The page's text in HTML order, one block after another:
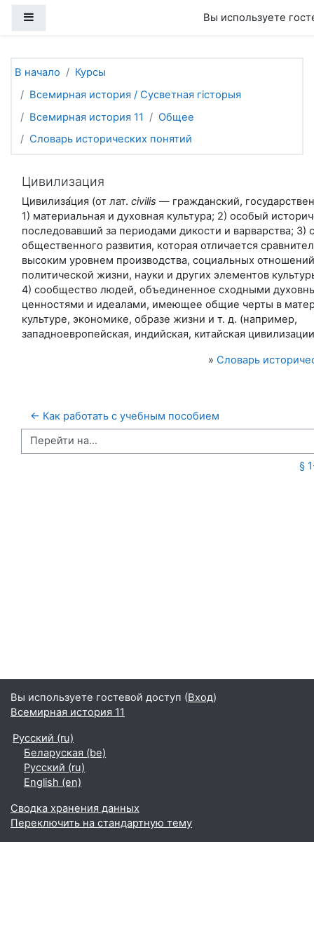
Вы используете
В начало
Курсы
Всемирная история / Сусветная гісторыя
Всемирная история 11
Общее
Словарь исторических понятий
Цивилизация
Цивилиза́ция (от лат. civilis — ​гражданский,
1) материальная и духовная культура; 2) особый
последовавший за периодами дикости и варварства; 3)
общественного развития, которая отличается
высоким уровнем производства, социальных
политической жизни, науки и других элементов
4) сообщество людей, объединенное сходными
ценностями и идеалами, имеющее общие черты в
культуре, экономике, образе жизни и т. д. (например,
западноевропейская, индийская, китайская
» Словарь
← Как работать с учебным пособием
Перейти на...
§
Вы используете гостевой доступ (Вход)
Всемирная история 11
Русский ‎(ru)‎
Беларуская ‎(be)‎
Русский ‎(ru)‎
English ‎(en)‎
Сводка хранения данных
Переключить на стандартную тему